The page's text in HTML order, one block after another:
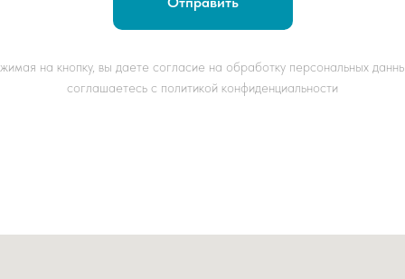
на кнопку, вы даете согласие на обработку персональных
соглашаетесь c политикой конфиденциальности